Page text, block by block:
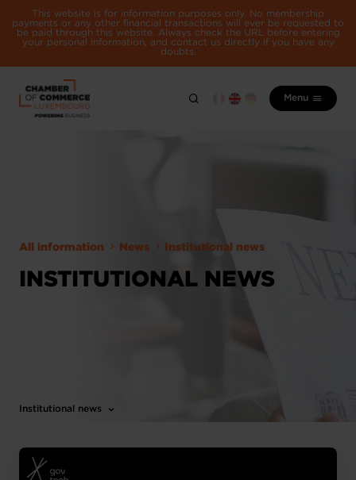
This website is for information purposes only. No membership
payments or any other financial transactions will ever be requested to
be paid through this website. Always check the URL before entering
your personal information, and contact us directly if you have any
doubts.
Menu
All information News Institutional news
INSTITUTIONAL NEWS
Institutional news